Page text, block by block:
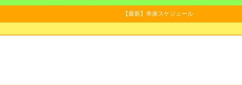
【最新】幸座スケジュール